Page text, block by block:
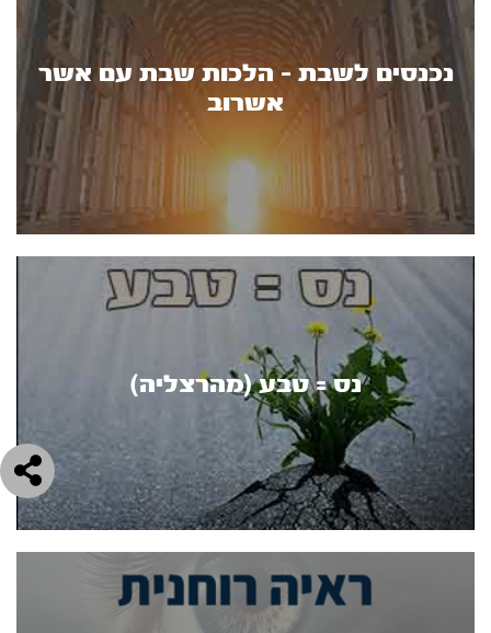
נכנסים לשבת - הלכות שבת עם אשר
אשרוב
נס = טבע (מהרצליה)